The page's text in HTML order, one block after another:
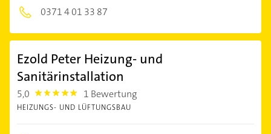
0371 4 01 33 87
Ezold Peter Heizung- und
Sanitärinstallation
5,0 5.0 1 Bewertung
HEIZUNGS- UND LÜFTUNGSBAU